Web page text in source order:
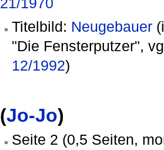
Titelbild: Neugebauer
"Die Fensterputzer",
12/1992)
(Jo-Jo)
Seite 2 (0,5 Seiten,